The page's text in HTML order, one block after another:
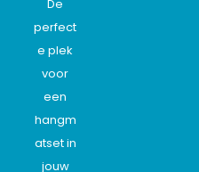
De
perfect
e plek
voor
een
hangm
atset in
jouw